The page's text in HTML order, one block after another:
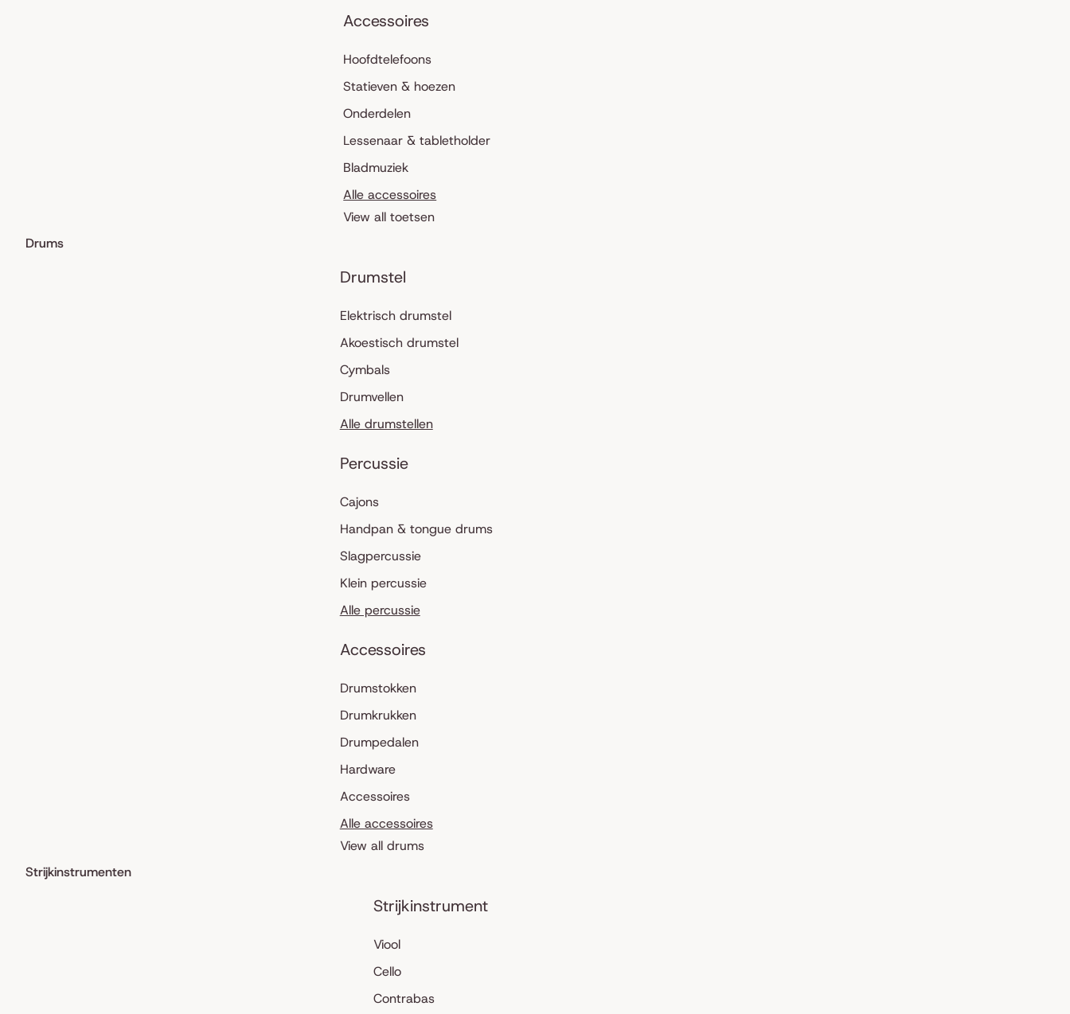
Accessoires
Hoofdtelefoons
Statieven & hoezen
Onderdelen
Lessenaar & tabletholder
Bladmuziek
Alle accessoires
View all toetsen
Drums
Drumstel
Elektrisch drumstel
Akoestisch drumstel
Cymbals
Drumvellen
Alle drumstellen
Percussie
Cajons
Handpan & tongue drums
Slagpercussie
Klein percussie
Alle percussie
Accessoires
Drumstokken
Drumkrukken
Drumpedalen
Hardware
Accessoires
Alle accessoires
View all drums
Strijkinstrumenten
Strijkinstrument
Viool
Cello
Contrabas